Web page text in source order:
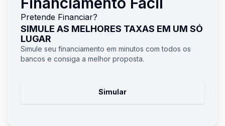
Pretende Financiar?
SIMULE AS MELHORES TAXAS EM UM SÓ
LUGAR
Simule seu financiamento em minutos com todos os
bancos e consiga a melhor proposta.
Simular